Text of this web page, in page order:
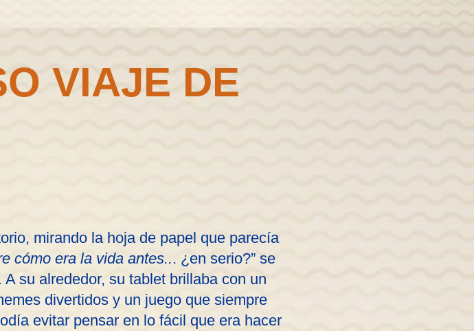
VIAJE DE
mirando la hoja de papel que parecía
cómo era la vida antes... ¿en serio?” se
su alrededor, su tablet brillaba con un
divertidos y un juego que siempre
evitar pensar en lo fácil que era hacer